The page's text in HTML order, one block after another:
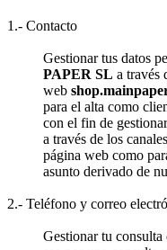
1.- Contacto
Gestionar tus datos
PAPER SL a través
web
para el alta como
con el fin de
a través de los
página web como
asunto derivado de
2.- Teléfono y correo
Gestionar tu